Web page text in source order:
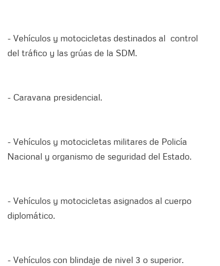
- Vehículos y motocicletas destinados al control
del tráfico y las grúas de la SDM.
- Caravana presidencial.
- Vehículos y motocicletas militares de Policía
Nacional y organismo de seguridad del Estado.
- Vehículos y motocicletas asignados al cuerpo
diplomático.
- Vehículos con blindaje de nivel 3 o superior.